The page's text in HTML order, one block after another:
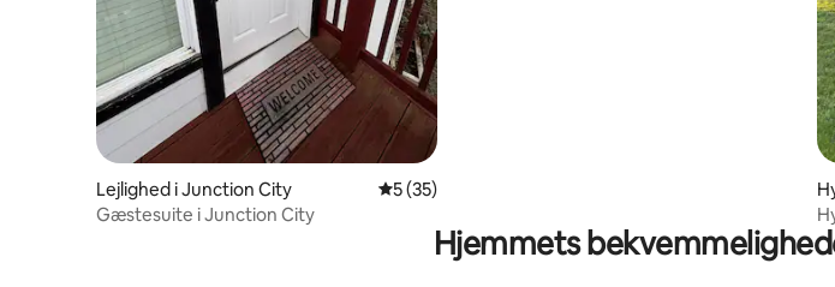
Lejlighed i Junction City 5 ud af 5 i gennemsnitlig bedømmelse, 35 omtaler
5 (35)
Gæstesuite i Junction City
Hjemmets